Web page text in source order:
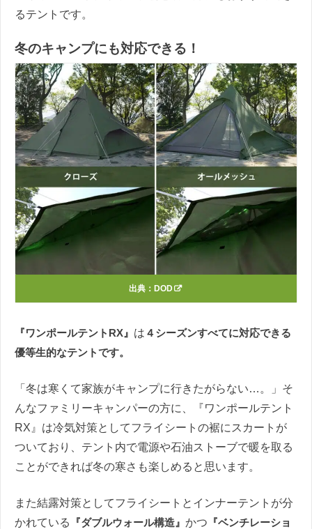
るテントです。
冬のキャンプにも対応できる！
出典： DOD
『ワンポールテントRX』 は ４シーズンすべてに対応できる
優等生的なテントです。
「冬は寒くて家族がキャンプに行きたがらない…。」そ
んなファミリーキャンパーの方に、『ワンポールテント
RX』は冷気対策としてフライシートの裾にスカートが
ついており、テント内で電源や石油ストーブで暖を取る
ことができれば冬の寒さも楽しめると思います。
また結露対策としてフライシートとインナーテントが分
かれている
『ダブルウォール構造』 かつ 『ベンチレーショ